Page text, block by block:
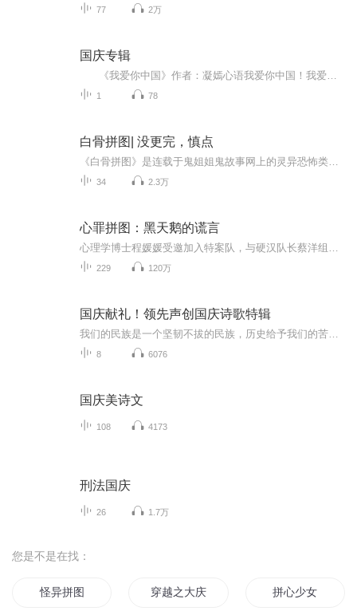
77 2万
国庆专辑
1 78
白骨拼图| 没更完，慎点
34 2.3万
心罪拼图：黑天鹅的谎言
229 120万
国庆献礼！领先声创国庆诗歌特辑
8 6076
国庆美诗文
108 4173
刑法国庆
26 1.7万
您是不是在找：
怪异拼图 穿越之大庆帝国 拼心少女